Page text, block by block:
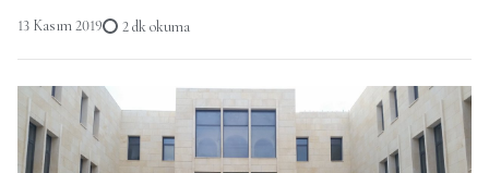
13 Kasım 2019 2 dk okuma